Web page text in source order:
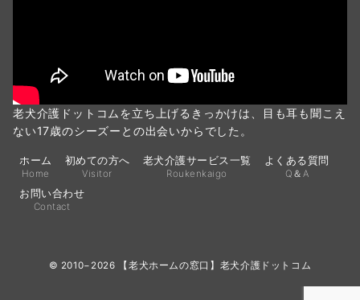
老犬介護ドットコムを立ち上げるきっかけは、目も耳も聞こえ
ない17歳のシーズーとの出会いからでした。
ホーム
Home
初めての方へ
Visitor
老犬介護サービス一覧
Roukenkaigo
よくある質問
Q＆A
お問い合わせ
Contact
© 2010−2026 【老犬ホームの窓口】老犬介護ドットコム